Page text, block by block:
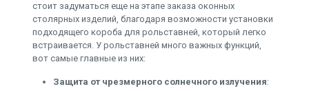
стоит задуматься еще на этапе заказа оконных
столярных изделий, благодаря возможности установки
подходящего короба для рольставней, который легко
встраивается. У рольставней много важных функций,
вот самые главные из них:
Защита от чрезмерного солнечного излучения: